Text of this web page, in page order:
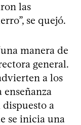
las
se quejó.
manera de
general.
a los
enseñanza
dispuesto a
se inicia una